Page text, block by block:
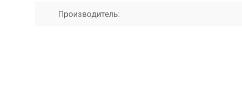
Производитель: